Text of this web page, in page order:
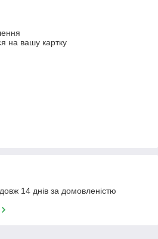
на вашу картку
14 днів за домовленістю